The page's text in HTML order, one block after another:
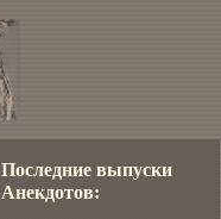
Последние выпуски
Анекдотов: